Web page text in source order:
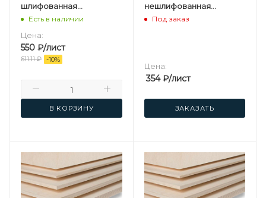
шлифованная
березовая
Есть в наличии
Цена:
550 ₽/лист
611.11₽ -10%
В КОРЗИНУ
нешлифованная
березовая
Под заказ
Цена:
354₽/лист
ЗАКАЗАТЬ